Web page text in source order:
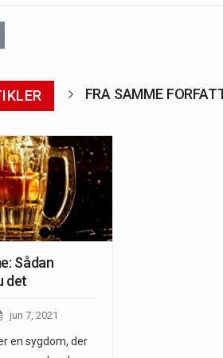
FRA SAMME
Sådan
det
jun 7, 2021
en sygdom, der